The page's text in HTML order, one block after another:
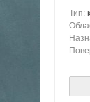
Тип: